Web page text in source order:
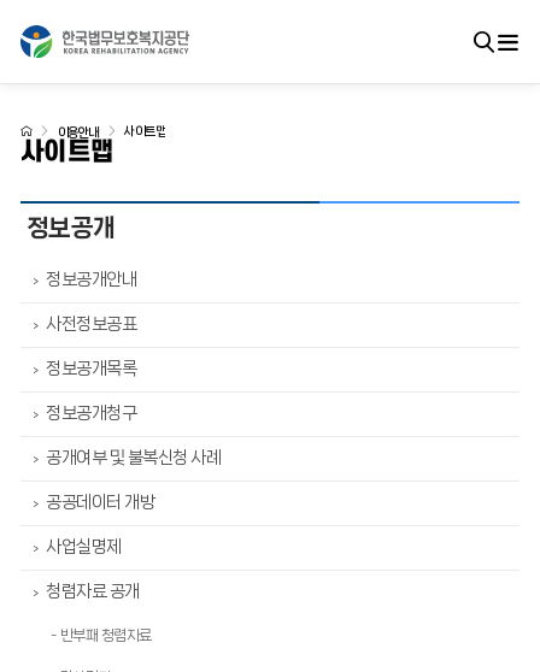
사이트맵
이용안내 사이트맵
정보공개
> 정보공개안내
> 사전정보공표
> 정보공개목록
> 정보공개청구
> 공개여부 및 불복신청 사례
> 공공데이터 개방
> 사업실명제
> 청렴자료 공개
- 반부패 청렴자료